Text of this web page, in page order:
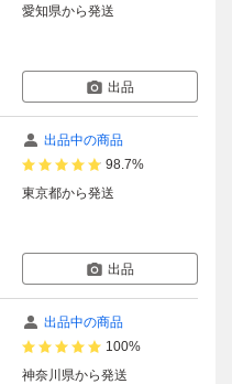
愛知県から発送
出品
出品中の商品
98.7%
東京都から発送
出品
出品中の商品
100%
神奈川県から発送